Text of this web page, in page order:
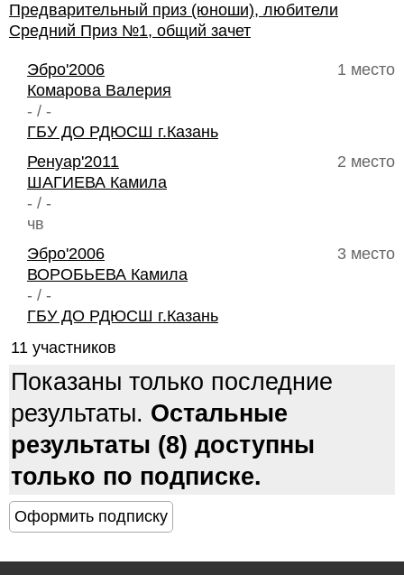
Предварительный приз (юноши), любители
Средний Приз №1, общий зачет
1 место
Эбро'2006
Комарова Валерия
- / -
ГБУ ДО РДЮСШ г.Казань
2 место
Ренуар'2011
ШАГИЕВА Камила
- / -
чв
3 место
Эбро'2006
ВОРОБЬЕВА Камила
- / -
ГБУ ДО РДЮСШ г.Казань
11 участников
Показаны только последние
результаты. Остальные
результаты (8) доступны
только по подписке.